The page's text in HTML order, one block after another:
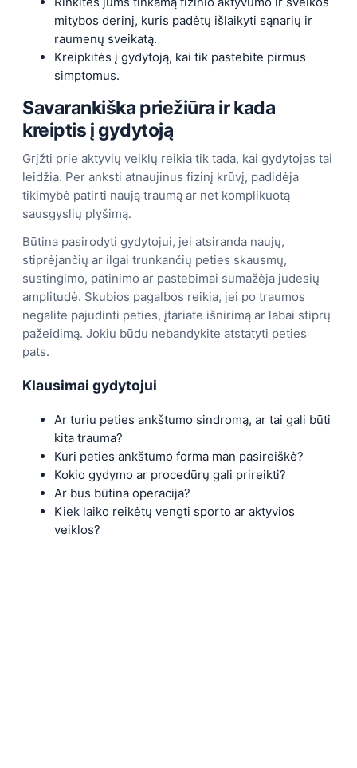
mitybos derinį, kuris padėtų išlaikyti sąnarių ir
raumenų sveikatą.
Kreipkitės į gydytoją, kai tik pastebite pirmus
simptomus.
Savarankiška priežiūra ir kada
kreiptis į gydytoją
Grįžti prie aktyvių veiklų reikia tik tada, kai gydytojas tai
leidžia. Per anksti atnaujinus fizinį krūvį, padidėja
tikimybė patirti naują traumą ar net komplikuotą
sausgyslių plyšimą.
Būtina pasirodyti gydytojui, jei atsiranda naujų,
stiprėjančių ar ilgai trunkančių peties skausmų,
sustingimo, patinimo ar pastebimai sumažėja judesių
amplitudė. Skubios pagalbos reikia, jei po traumos
negalite pajudinti peties, įtariate išnirimą ar labai stiprų
pažeidimą. Jokiu būdu nebandykite atstatyti peties
pats.
Klausimai gydytojui
Ar turiu peties ankštumo sindromą, ar tai gali būti
kita trauma?
Kuri peties ankštumo forma man pasireiškė?
Kokio gydymo ar procedūrų gali prireikti?
Ar bus būtina operacija?
Kiek laiko reikėtų vengti sporto ar aktyvios
veiklos?